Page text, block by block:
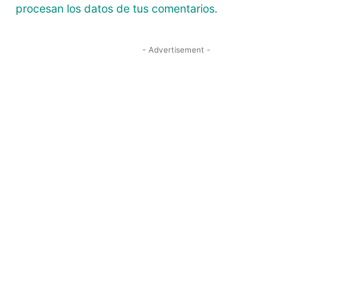
procesan los datos de tus comentarios.
- Advertisement -